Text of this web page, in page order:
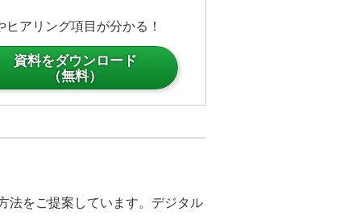
方であれば、手軽に作成するこ
です。
戻る」ボタンには、一覧画面に
ります。
ボタンをタップすると、この
「再生画面に戻る」ボタンを
ヒアリング項目が分かる！
資料をダウンロード
（無料）
法をご提案しています。デジタル